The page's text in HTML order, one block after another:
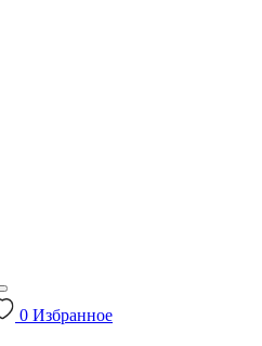
0 Избранное